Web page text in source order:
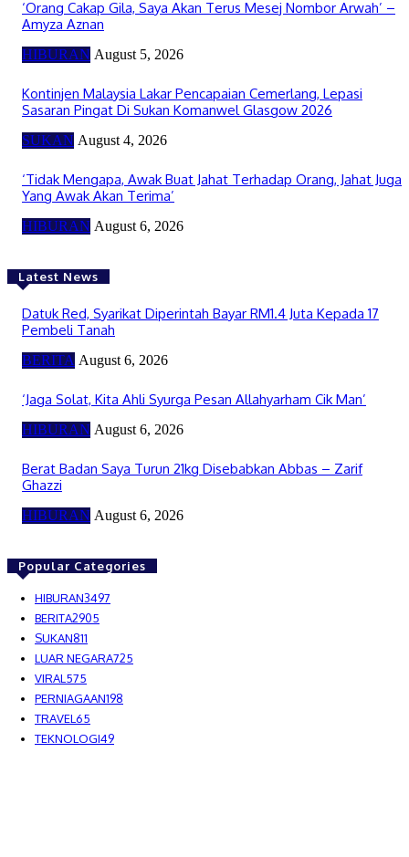
‘Orang Cakap Gila, Saya Akan Terus Mesej Nombor Arwah’ –
Amyza Aznan
HIBURAN August 5, 2026
Kontinjen Malaysia Lakar Pencapaian Cemerlang, Lepasi
Sasaran Pingat Di Sukan Komanwel Glasgow 2026
SUKAN August 4, 2026
‘Tidak Mengapa, Awak Buat Jahat Terhadap Orang, Jahat Juga
Yang Awak Akan Terima’
HIBURAN August 6, 2026
Latest News
Datuk Red, Syarikat Diperintah Bayar RM1.4 Juta Kepada 17
Pembeli Tanah
BERITA August 6, 2026
‘Jaga Solat, Kita Ahli Syurga Pesan Allahyarham Cik Man’
HIBURAN August 6, 2026
Berat Badan Saya Turun 21kg Disebabkan Abbas – Zarif
Ghazzi
HIBURAN August 6, 2026
Popular Categories
HIBURAN3497
BERITA2905
SUKAN811
LUAR NEGARA725
VIRAL 575
PERNIAGAAN198
TRAVEL 65
TEKNOLOGI49